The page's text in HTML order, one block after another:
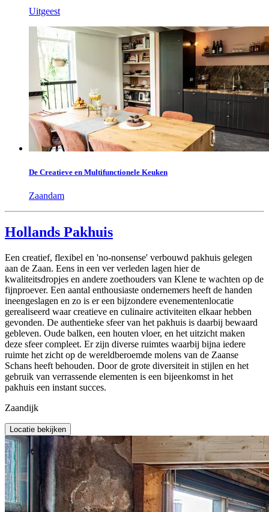
Uitgeest
De Creatieve en Multifunctionele Keuken
Zaandam
Hollands Pakhuis
Een creatief, flexibel en 'no-nonsense' verbouwd pakhuis gelegen
aan de Zaan. Eens in een ver verleden lagen hier de
kwaliteitsdropjes en andere zoethouders van Klene te wachten op de
fijnproever. Een aantal enthousiaste ondernemers heeft de handen
ineengeslagen en zo is er een bijzondere evenementenlocatie
gerealiseerd waar creatieve en culinaire activiteiten elkaar hebben
gevonden. De authentieke sfeer van het pakhuis is daarbij bewaard
gebleven. Oude balken, een houten vloer, en het uitzicht maken
deze sfeer compleet. Er zijn diverse ruimtes waarbij bijna iedere
ruimte het zicht op de wereldberoemde molens van de Zaanse
Schans heeft behouden. Door de grote diversiteit in stijlen en het
gebruik van verrassende elementen is een bijeenkomst in het
pakhuis een instant succes.
Zaandijk
Locatie bekijken